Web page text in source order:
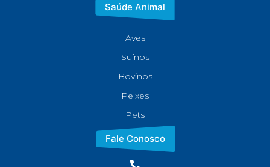
Saúde Animal
Aves
Suínos
Bovinos
Peixes
Pets
Fale Conosco